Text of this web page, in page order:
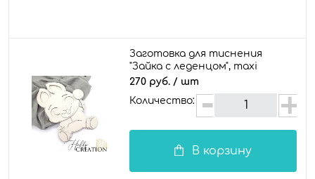
Заготовка для тиснения
"Зайка с леденцом", maxi
270 руб. / шт
Количество:
В корзину